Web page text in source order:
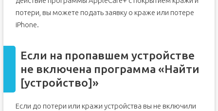
потери, вы можете подать заявку о краже или потере
iPhone.
Если на пропавшем устройстве
не включена программа «Найти
[устройство]»
Если до потери или кражи устройства вы не включили